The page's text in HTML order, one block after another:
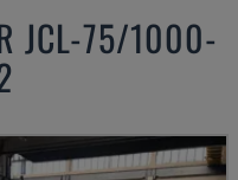
JCL-75/1000-